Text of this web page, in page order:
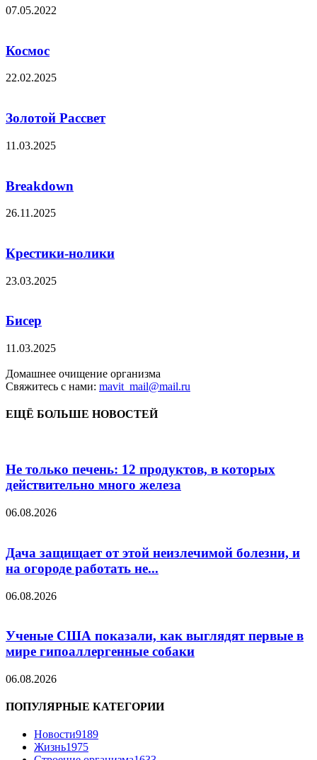
07.05.2022
Космос
22.02.2025
Золотой Рассвет
11.03.2025
Breakdown
26.11.2025
Крестики-нолики
23.03.2025
Бисер
11.03.2025
Домашнее очищение организма
Свяжитесь с нами: mavit_mail@mail.ru
ЕЩЁ БОЛЬШЕ НОВОСТЕЙ
Не только печень: 12 продуктов, в которых
действительно много железа
06.08.2026
Дача защищает от этой неизлечимой болезни, и
на огороде работать не...
06.08.2026
Ученые США показали, как выглядят первые в
мире гипоаллергенные собаки
06.08.2026
ПОПУЛЯРНЫЕ КАТЕГОРИИ
Новости9189
Жизнь1975